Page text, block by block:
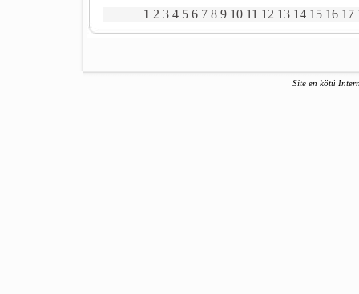
1 2 3 4 5 6 7 8 9 10 11 12 13 14 15 16 17
Site en kötü